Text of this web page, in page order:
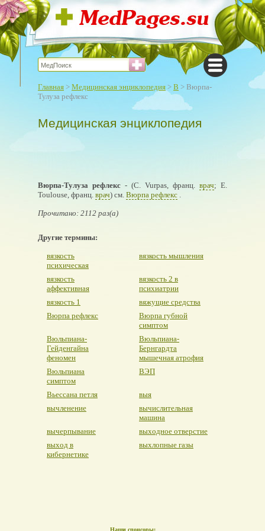
Главная > Медицинская энциклопедия > В > Вюрпа-
Тулуза рефлекс
Медицинская энциклопедия
Вюрпа-Тулуза рефлекс - (С. Vurpas, франц. врач; Е.
Toulouse, франц. врач) см. Вюрпа рефлекс .
Прочитано: 2112 раз(а)
Другие термины:
вязкость
психическая
вязкость мышления
вязкость
аффективная
вязкость 2 в
психиатрии
вязкость 1
вяжущие средства
Вюрпа рефлекс
Вюрпа губной
симптом
Вюльпиана-
Гейденгайна
феномен
Вюльпиана-
Бернгардта
мышечная атрофия
Вюльпиана
симптом
ВЭП
Вьессана петля
выя
вычленение
вычислительная
машина
вычерпывание
выходное отверстие
выход в
кибернетике
выхлопные газы
Наши спонсоры: